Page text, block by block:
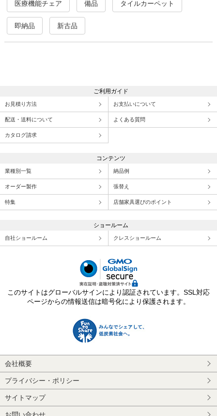
医療機能チェア 備品 タイルカーペット
即納品 新古品
ご利用ガイド
お見積り方法 お支払いについて
配送・送料について よくある質問
カタログ請求
コンテンツ
業種別一覧 納品例
オーダー製作 張替え
特集 店舗家具選びのポイント
ショールーム
自社ショールーム クレスショールーム
このサイトはグローバルサインにより認証されています。SSL対応
ページからの情報送信は暗号化により保護されます。
会社概要
プライバシー・ポリシー
サイトマップ